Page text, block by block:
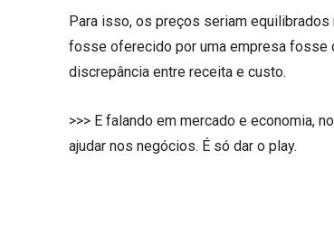
Para isso, os preços seriam equilibrados
fosse oferecido por uma empresa fosse
discrepância entre receita e custo.
>>> E falando em mercado e economia,
ajudar nos negócios. É só dar o play.